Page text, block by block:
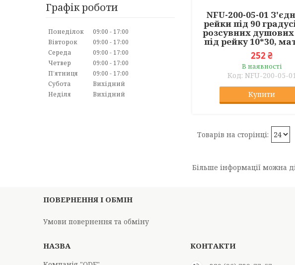
NFU-200-05-01
рейки під 90
розсувних душових
під рейку 10*30,
252 ₴
В наявності
NFU-200-05-
Купити
Більше інформації можна
Графік роботи
Понеділок 09:00
17:00
Вівторок
09:00
17:00
Середа
09:00
17:00
Четвер
09:00
17:00
Пʼятниця
09:00
17:00
Субота
Вихідний
Неділя
Вихідний
ПОВЕРНЕННЯ І ОБМІН
Умови повернення та обміну